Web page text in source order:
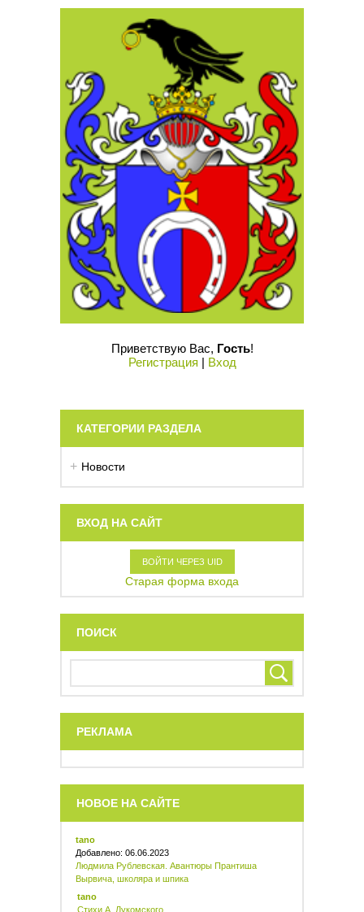
Приветствую Вас, Гость!
Регистрация | Вход
КАТЕГОРИИ РАЗДЕЛА
Новости
ВХОД НА САЙТ
ВОЙТИ ЧЕРЕЗ UID
Старая форма входа
ПОИСК
РЕКЛАМА
НОВОЕ НА САЙТЕ
tano
Добавлено: 06.06.2023
Людмила Рублевская. Авантюры Прантиша
Вырвича, школяра и шпика
tano
Стихи А. Лукомского